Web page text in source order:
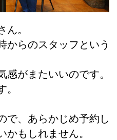
ん。
からのスタッフという
感がまたいいのです。
。
で、あらかじめ予約し
かもしれません。